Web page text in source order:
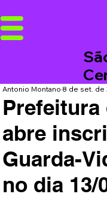
Prefeitura
abre
Guarda-
no dia 13/
Antonio Montano8 de set. de